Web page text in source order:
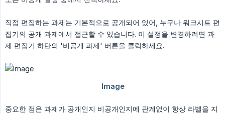
직접 편집하는 과제는 기본적으로 공개되어 있어, 누구나 워크시트 편
집기의 공개 과제에서 접근할 수 있습니다. 이 설정을 변경하려면 과
제 편집기 하단의 '비공개 과제' 버튼을 클릭하세요.
중요한 점은 과제가 공개인지 비공개인지에 관계없이 항상 라벨을 지